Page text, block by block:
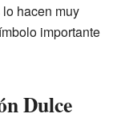
hacen muy
importante
Dulce